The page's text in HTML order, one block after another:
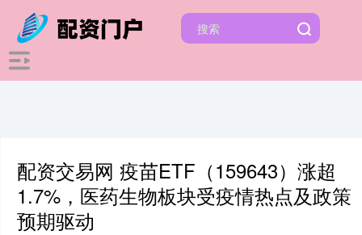
配资交易网 疫苗ETF（159643）涨超
1.7%，医药生物板块受疫情热点及政策
预期驱动